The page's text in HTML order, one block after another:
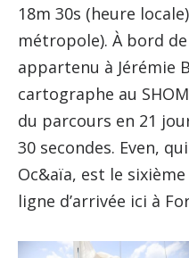
18m 30s (heure
métropole). À bord
appartenu à Jérémie
cartographe au
du parcours en 21
30 secondes. Even,
Oc&aïa, est le
ligne d’arrivée ici à